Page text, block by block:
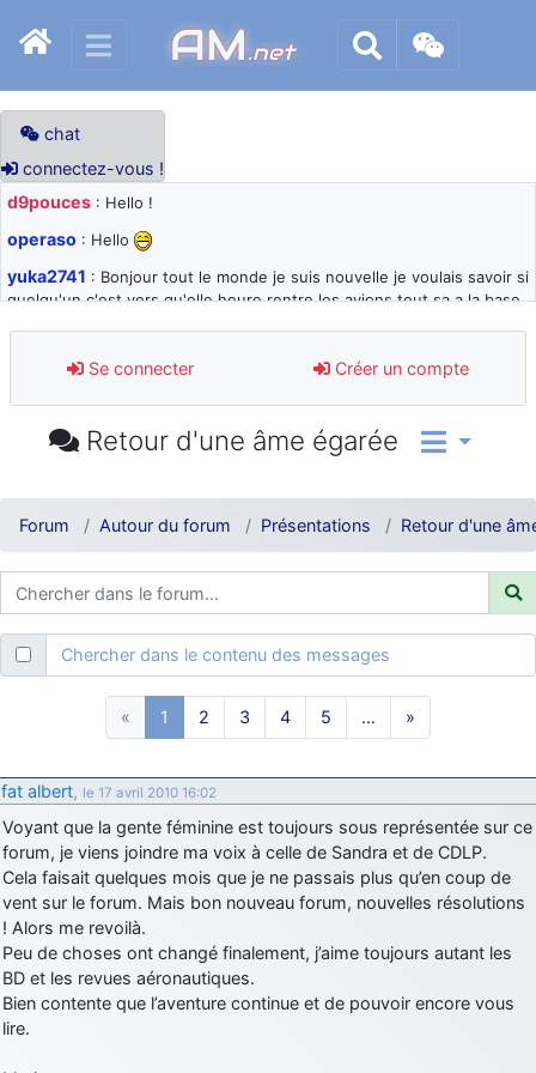
AM.net
chat
connectez-vous !
d9pouces : Hello !
operaso : Hello
yuka2741 : Bonjour tout le monde je suis nouvelle je voulais savoir si
quelqu'un c'est vers qu'elle heure rentre les avions tout sa a la base
d9pouces: désolé pour les quelques blocages du site ces derniers
jours : je teste des méthodes contre le spam et les bots trop nocifs
paxwax: Super, la nouvelle bannière
comprendre
d9pouces: ouakamois > si tu parles du sujet sur l'Armée de l'Air,
bien sûr que oui !
je suis un avion@,._,+: Bonjour je viens d'arriver il y a quelques
moi et quelques avions n'ont pas les mêmes noms qu'aujourd'hui
ouakamois: Bonjourà toutes et à tous.en espérantque ces
quelques images du Pays Basque vous auront plu ; Agur…
: Je me rattraperai à la Ferté samedi
fox_50: Bonjour, certains parmis vous étaient-ils présent au
meeting de Lann Bihoué de 2026 ?
cachée dans les pins
: Coucou et excellente année 2026 à tous et
au site!
jericho: Bonne année et tous mes meilleurs voeux à tous pour
2026 !
little boy: je vous souhaite un bon réveillon pour cette nouvelle
année!
Se connecter Créer un compte
Retour d'une âme égarée
Forum Autour du forum Présentations Retour d'une
Chercher dans le contenu des messages
« 1 2 3 4 5 … »
fat albert, le 17 avril 2010 16:02
Voyant que la gente féminine est toujours sous représentée sur ce
forum, je viens joindre ma voix à celle de Sandra et de CDLP.
Cela faisait quelques mois que je ne passais plus qu’en coup de
vent sur le forum. Mais bon nouveau forum, nouvelles résolutions
! Alors me revoilà.
Peu de choses ont changé finalement, j’aime toujours autant les
BD et les revues aéronautiques.
Bien contente que l’aventure continue et de pouvoir encore vous
lire.